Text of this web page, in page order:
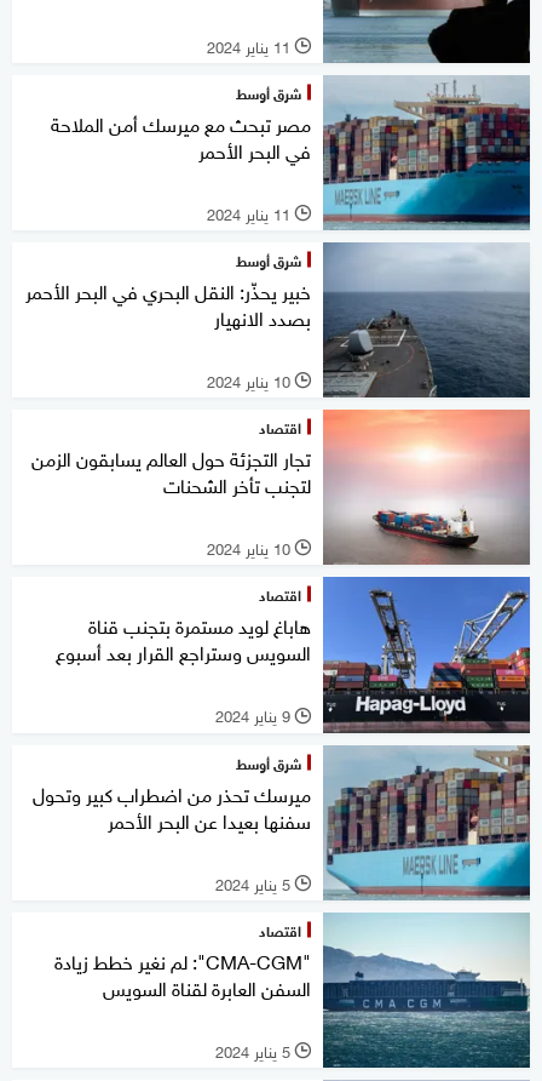
l 11 يناير 2024
شرق أوسط
مصر تبحث مع ميرسك أمن الملاحة
في البحر الأحمر
l 11 يناير 2024
شرق أوسط
خبير يحذّر: النقل البحري في البحر الأحمر
بصدد الانهيار
l 10 يناير 2024
اقتصاد
تجار التجزئة حول العالم يسابقون الزمن
لتجنب تأخر الشحنات
l 10 يناير 2024
اقتصاد
هاباغ لويد مستمرة بتجنب قناة
السويس وستراجع القرار بعد أسبوع
l 9 يناير 2024
شرق أوسط
ميرسك تحذر من اضطراب كبير وتحول
سفنها بعيدا عن البحر الأحمر
l 5 يناير 2024
اقتصاد
"CMA-CGM": لم نغير خطط زيادة
السفن العابرة لقناة السويس
l 5 يناير 2024